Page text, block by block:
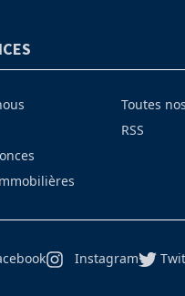
Toutes
RSS
Instagram